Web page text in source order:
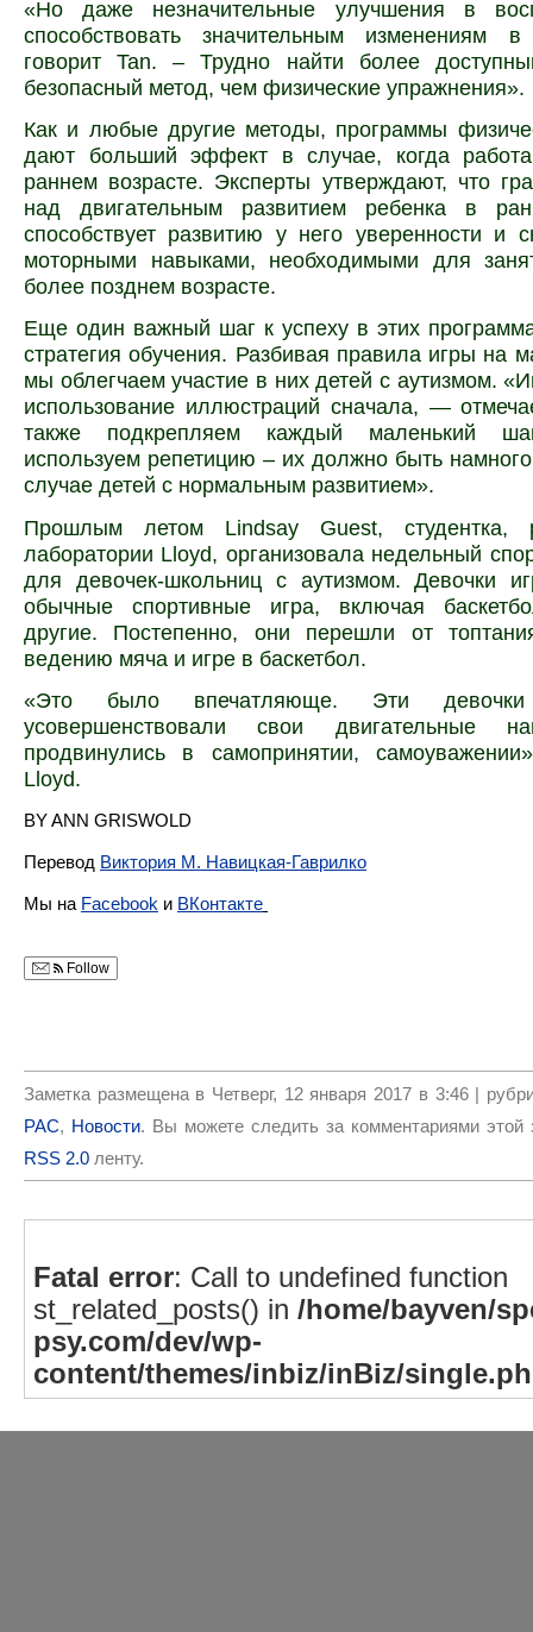
«Но даже незначительные улучшения в
способствовать значительным изменениям
говорит Tan. – Трудно найти более
безопасный метод, чем физические упражнения».
Как и любые другие методы, программы
дают больший эффект в случае, когда
раннем возрасте. Эксперты утверждают, что
над двигательным развитием ребенка в
способствует развитию у него уверенности и
моторными навыками, необходимыми для
более позднем возрасте.
Еще один важный шаг к успеху в этих
стратегия обучения. Разбивая правила игры на
мы облегчаем участие в них детей с аутизмом.
использование иллюстраций сначала, —
также подкрепляем каждый маленький
используем репетицию – их должно быть
случае детей с нормальным развитием».
Прошлым летом Lindsay Guest, студентка,
лаборатории Lloyd, организовала недельный
для девочек-школьниц с аутизмом. Девочки
обычные спортивные игра, включая
другие. Постепенно, они перешли от
ведению мяча и игре в баскетбол.
«Это было впечатляюще. Эти
усовершенствовали свои двигательные
продвинулись в самопринятии,
Lloyd.
BY ANN GRISWOLD
Перевод Виктория М. Навицкая-Гаврилко
Мы на Facebook и ВКонтакте
Follow
Заметка размещена в Четверг, 12 января 2017 в 3:46 |
РАС, Новости. Вы можете следить за комментариями этой
RSS 2.0 ленту.
Fatal error: Call to undefined function
st_related_posts() in /home/bayven/
psy.com/dev/wp-
content/themes/inbiz/inBiz/